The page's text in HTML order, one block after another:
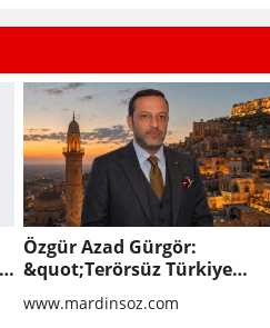
Özgür Azad Gürgör:
&quot;Terörsüz Türkiye
Protokolü Mardin Turizmi
İçin Yeni Bir Dönemin
www.mardinsoz.com